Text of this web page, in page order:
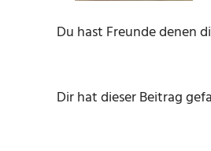
Du hast Freunde denen
Dir hat dieser Beitrag